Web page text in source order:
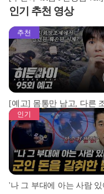
인기 추천 영상
추천
인기